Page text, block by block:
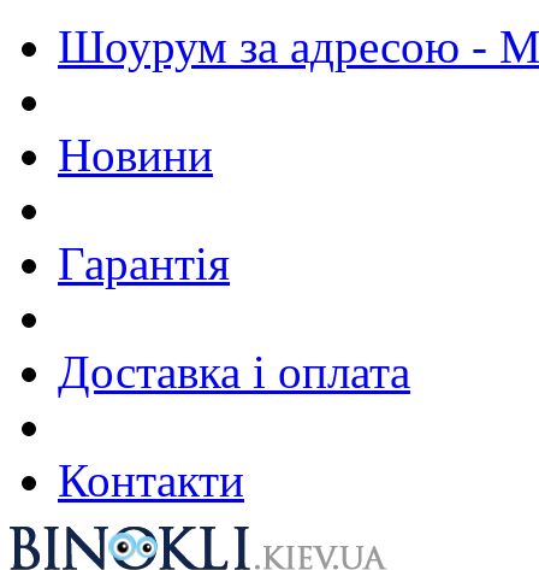
Шоурум за адресою - М.
Новини
Гарантія
Доставка і оплата
Контакти